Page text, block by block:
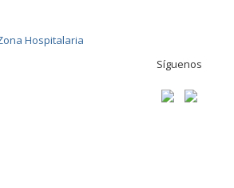
Síguenos